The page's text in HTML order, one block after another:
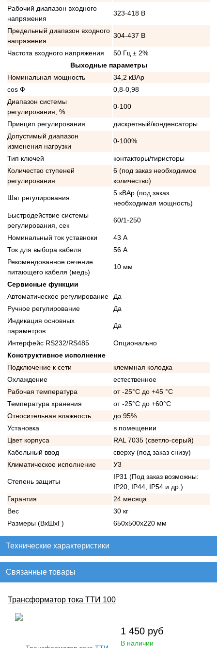
Рабочий диапазон входного
напряжения
323-418 В
Предельный диапазон входного
напряжения
304-437 В
Частота входного напряжения
50 Гц ± 2%
Выходные параметры
Номинальная мощность
34,2 кВАр
cos Ф
0,8-0,98
Диапазон системы
регулирования, %
0-100
Принцип регулирования
дискретный/конденсаторы
Допустимый диапазон
изменения нагрузки
0-100%
Тип ключей
контакторы/тиристоры
Количество ступеней
регулирования
6 (под заказ необходимое
количество)
Шаг регулирования
5 кВАр (под заказ
необходимая мощность)
Быстродействие системы
регулирования, сек
60/1-250
Номинальный ток уставноки
43 А
Ток для выбора кабеля
56 А
Рекомендованное сечение
питающего кабеля (медь)
10 мм
Сервисные функции
Автоматическое регулирование
Да
Ручное регулирование
Да
Индикация основных
параметров
Да
Интерфейс RS232/RS485
Опционально
Конструктивное исполнение
Подключение к сети
клеммная колодка
Охлаждение
естественное
Рабочая температура
от -25°C до +45 °C
Температура хранения
от -25°C до +60°C
Относительная влажность
до 95%
Установка
в помещении
Цвет корпуса
RAL 7035 (светло-серый)
Кабельный ввод
сверху (под заказ снизу)
Климатическое исполнение
У3
Степень защиты
IP31 (Под заказ возможны:
IP20, IP44, IP54 и др.)
Гарантия
24 месяца
Вес
30 кг
Размеры (ВхШхГ)
650х500х220 мм
Технические характеристики
Связанные товары
Трансформатор тока ТТИ 100
1 450 руб
В наличии